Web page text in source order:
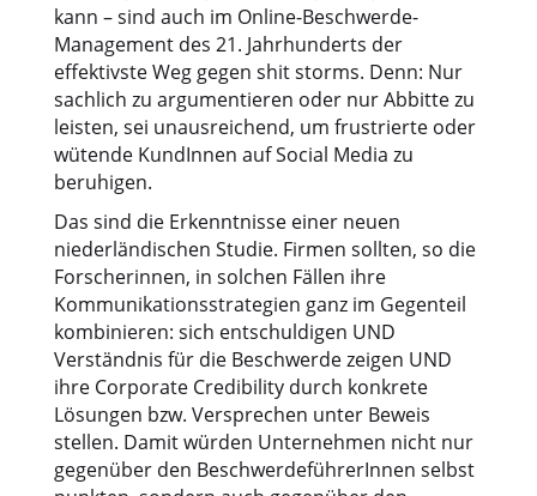
kann – sind auch im Online-Beschwerde-
Management des 21. Jahrhunderts der
effektivste Weg gegen shit storms. Denn: Nur
sachlich zu argumentieren oder nur Abbitte zu
leisten, sei unausreichend, um frustrierte oder
wütende KundInnen auf Social Media zu
beruhigen.
Das sind die Erkenntnisse einer neuen
niederländischen Studie. Firmen sollten, so die
Forscherinnen, in solchen Fällen ihre
Kommunikationsstrategien ganz im Gegenteil
kombinieren: sich entschuldigen UND
Verständnis für die Beschwerde zeigen UND
ihre Corporate Credibility durch konkrete
Lösungen bzw. Versprechen unter Beweis
stellen. Damit würden Unternehmen nicht nur
gegenüber den BeschwerdeführerInnen selbst